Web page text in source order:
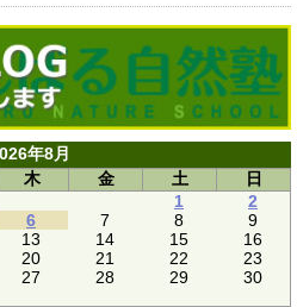
年8月
木 金 土
日
1
2
6 7 8
9
13 14 15
16
20 21 22
23
27 28 29
30